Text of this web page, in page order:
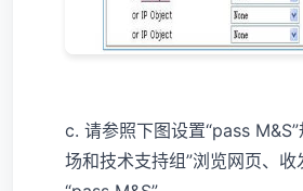
c. 请参照下图设置“pass
场和技术支持组”浏览网页、